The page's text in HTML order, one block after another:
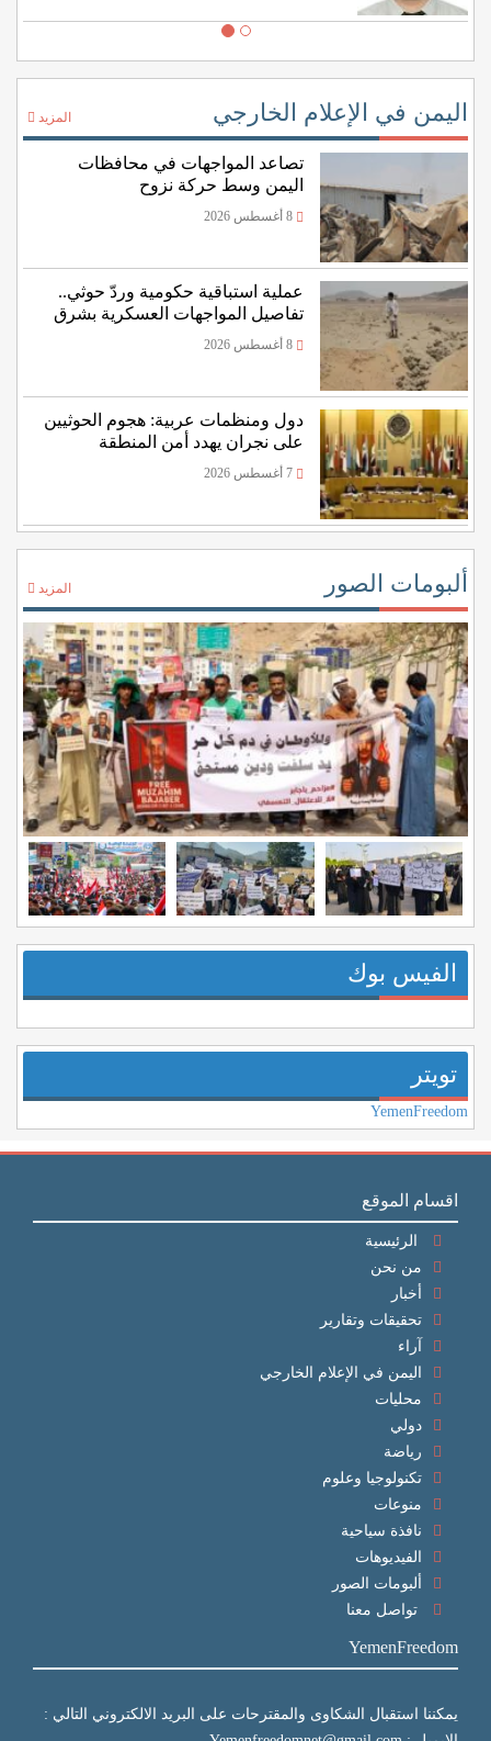
اليمن في الإعلام الخارجي المزيد
تصاعد المواجهات في محافظات
اليمن وسط حركة نزوح
8 أغسطس 2026
عملية استباقية حكومية وردّ حوثي..
تفاصيل المواجهات العسكرية بشرق
اليمن8 أغسطس 2026
دول ومنظمات عربية: هجوم الحوثيين
على نجران يهدد أمن المنطقة
7 أغسطس 2026
ألبومات الصور المزيد
الفيس بوك
تويتر
YemenFreedom
اقسام الموقع
الرئيسية
من نحن
أخبار
تحقيقات وتقارير
آراء
اليمن في الإعلام الخارجي
محليات
دولي
رياضة
تكنولوجيا وعلوم
منوعات
نافذة سياحية
الفيديوهات
ألبومات الصور
تواصل معنا
YemenFreedom
يمكننا استقبال الشكاوى والمقترحات على البريد الالكتروني التالي :